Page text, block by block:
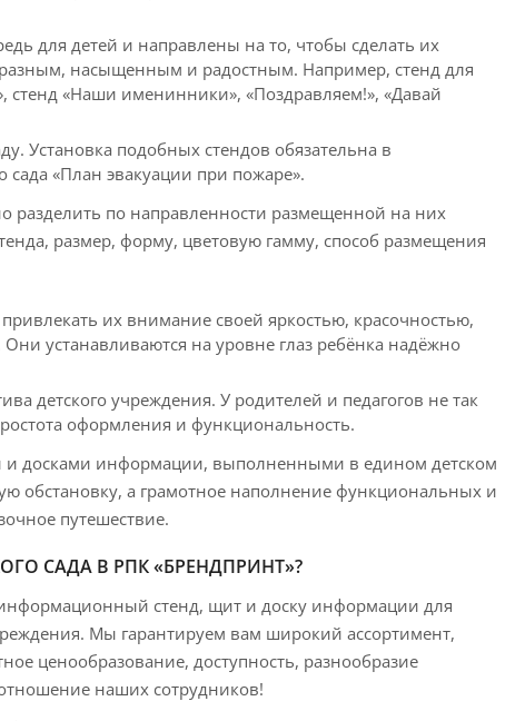
для детей и направлены на то, чтобы сделать их
насыщенным и радостным. Например, стенд для
стенд «Наши именинники», «Поздравляем!», «Давай
Установка подобных стендов обязательна в
сада «План эвакуации при пожаре».
по направленности размещенной на них
размер, форму, цветовую гамму, способ размещения
их внимание своей яркостью, красочностью,
устанавливаются на уровне глаз ребёнка надёжно
детского учреждения. У родителей и педагогов не так
оформления и функциональность.
и досками информации, выполненными в едином детском
обстановку, а грамотное наполнение функциональных и
путешествие.
САДА В РПК «БРЕНДПРИНТ»?
стенд, щит и доску информации для
Мы гарантируем вам широкий ассортимент,
ценообразование, доступность, разнообразие
наших сотрудников!